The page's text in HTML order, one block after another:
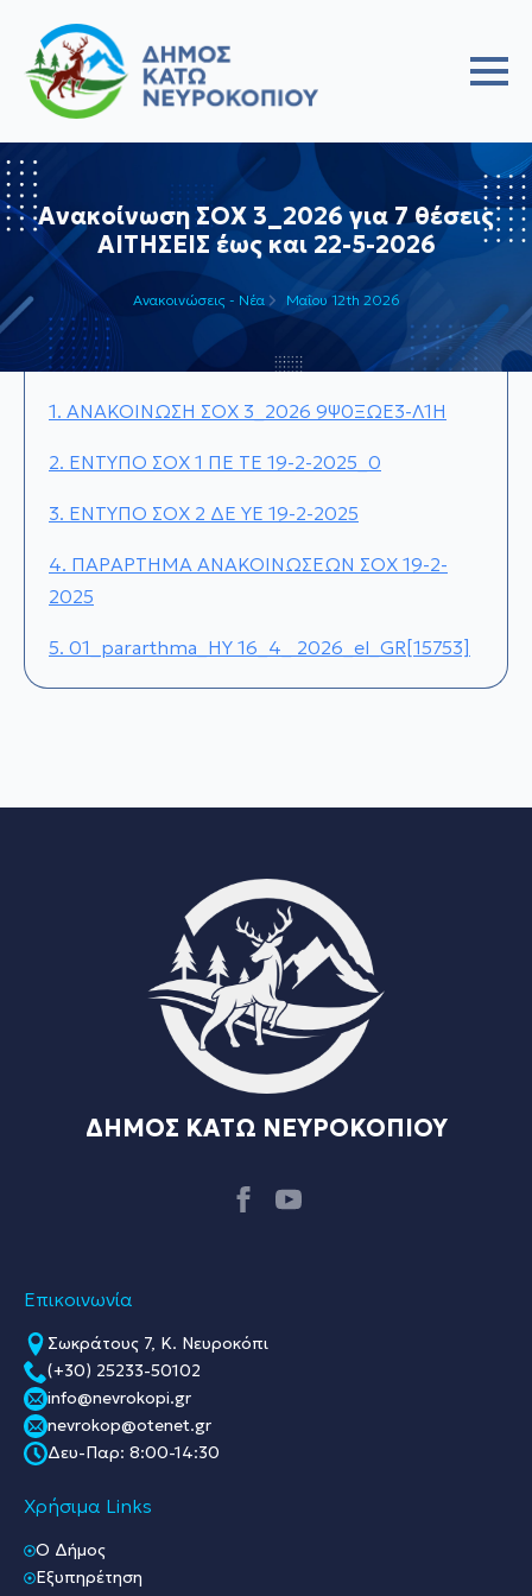
Ανακοίνωση ΣΟΧ 3_2026 για 7 θέσεις
ΑΙΤΗΣΕΙΣ έως και 22-5-2026
Ανακοινώσεις - Νέα Μαΐου 12th 2026
1. ΑΝΑΚΟΙΝΩΣΗ ΣΟΧ 3_2026 9Ψ0ΞΩΕ3-Λ1Η
2. ΕΝΤΥΠΟ ΣΟΧ 1 ΠΕ ΤΕ 19-2-2025_0
3. ΕΝΤΥΠΟ ΣΟΧ 2 ΔΕ ΥΕ 19-2-2025
4. ΠΑΡΑΡΤΗΜΑ ΑΝΑΚΟΙΝΩΣΕΩΝ ΣΟΧ 19-2-
2025
5. 01_pararthma_HY 16_4_ 2026_el_GR[15753]
ΔΗΜΟΣ ΚΑΤΩ ΝΕΥΡΟΚΟΠΙΟΥ
Επικοινωνία
Σωκράτους 7, Κ. Νευροκόπι
(+30) 25233-50102
info@nevrokopi.gr
nevrokop@otenet.gr
Δευ-Παρ: 8:00-14:30
Χρήσιμα Links
O Δήμος
Εξυπηρέτηση